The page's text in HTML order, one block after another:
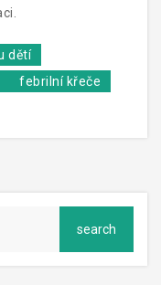
dětí
febrilní křeče